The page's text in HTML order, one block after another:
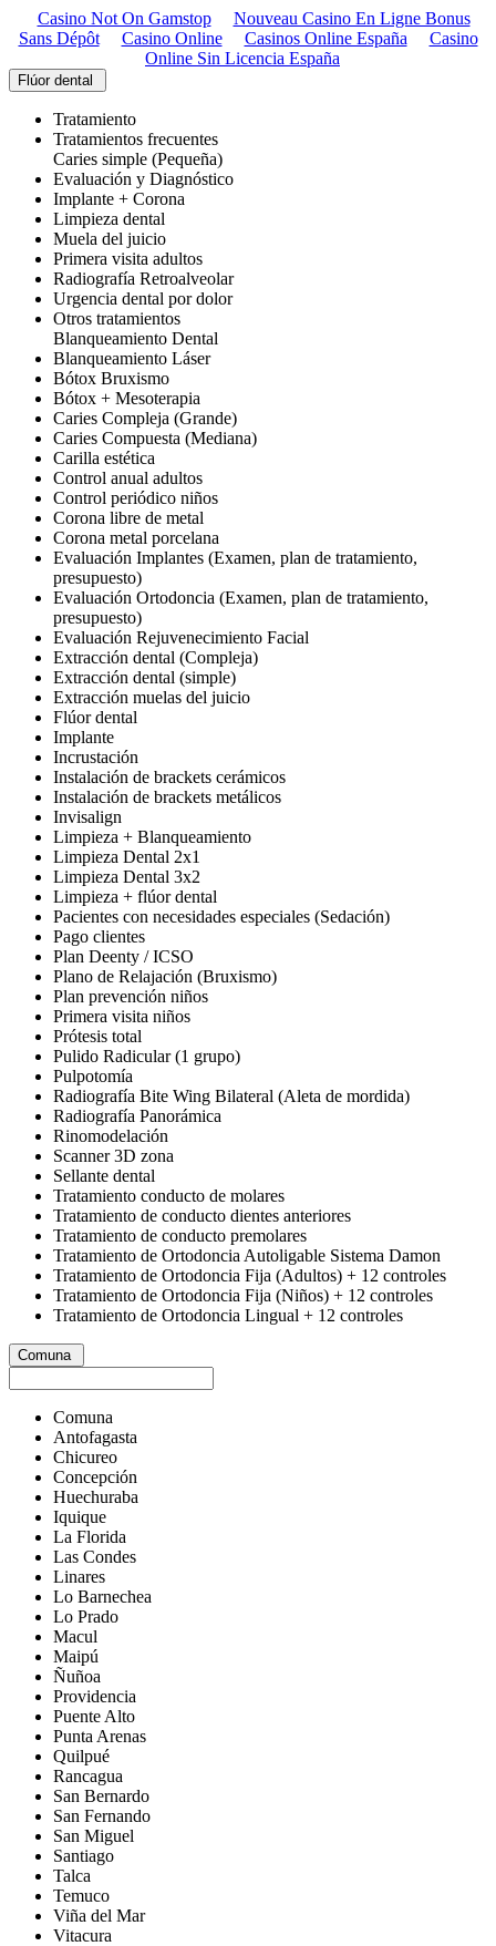
Casino Not On Gamstop
Nouveau Casino En Ligne Bonus
Sans Dépôt
Casino Online Casinos Online España
Casino
Online Sin Licencia España
Flúor dental
Tratamiento
Tratamientos frecuentes
Caries simple (Pequeña)
Evaluación y Diagnóstico
Implante + Corona
Limpieza dental
Muela del juicio
Primera visita adultos
Radiografía Retroalveolar
Urgencia dental por dolor
Otros tratamientos
Blanqueamiento Dental
Blanqueamiento Láser
Bótox Bruxismo
Bótox + Mesoterapia
Caries Compleja (Grande)
Caries Compuesta (Mediana)
Carilla estética
Control anual adultos
Control periódico niños
Corona libre de metal
Corona metal porcelana
Evaluación Implantes (Examen, plan de tratamiento,
presupuesto)
Evaluación Ortodoncia (Examen, plan de tratamiento,
presupuesto)
Evaluación Rejuvenecimiento Facial
Extracción dental (Compleja)
Extracción dental (simple)
Extracción muelas del juicio
Flúor dental
Implante
Incrustación
Instalación de brackets cerámicos
Instalación de brackets metálicos
Invisalign
Limpieza + Blanqueamiento
Limpieza Dental 2x1
Limpieza Dental 3x2
Limpieza + flúor dental
Pacientes con necesidades especiales (Sedación)
Pago clientes
Plan Deenty / ICSO
Plano de Relajación (Bruxismo)
Plan prevención niños
Primera visita niños
Prótesis total
Pulido Radicular (1 grupo)
Pulpotomía
Radiografía Bite Wing Bilateral (Aleta de mordida)
Radiografía Panorámica
Rinomodelación
Scanner 3D zona
Sellante dental
Tratamiento conducto de molares
Tratamiento de conducto dientes anteriores
Tratamiento de conducto premolares
Tratamiento de Ortodoncia Autoligable Sistema Damon
Tratamiento de Ortodoncia Fija (Adultos) + 12 controles
Tratamiento de Ortodoncia Fija (Niños) + 12 controles
Tratamiento de Ortodoncia Lingual + 12 controles
Comuna
Comuna
Antofagasta
Chicureo
Concepción
Huechuraba
Iquique
La Florida
Las Condes
Linares
Lo Barnechea
Lo Prado
Macul
Maipú
Ñuñoa
Providencia
Puente Alto
Punta Arenas
Quilpué
Rancagua
San Bernardo
San Fernando
San Miguel
Santiago
Talca
Temuco
Viña del Mar
Vitacura